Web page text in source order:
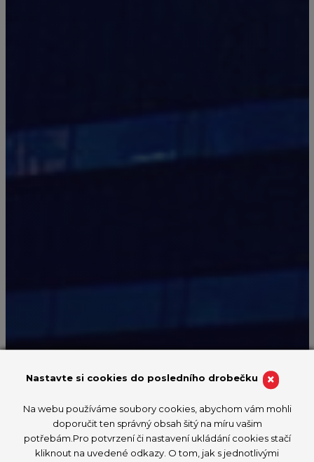
EVROPSKÉ MISTROVSTVÍ MLADÝCH
PROFESIONÁLŮ
×
Nastavte si cookies do posledního drobečku
Na webu používáme soubory cookies, abychom vám mohli
doporučit ten správný obsah šitý na míru vašim
potřebám.Pro potvrzení či nastavení ukládání cookies stačí
kliknout na uvedené odkazy. O tom, jak s jednotlivými